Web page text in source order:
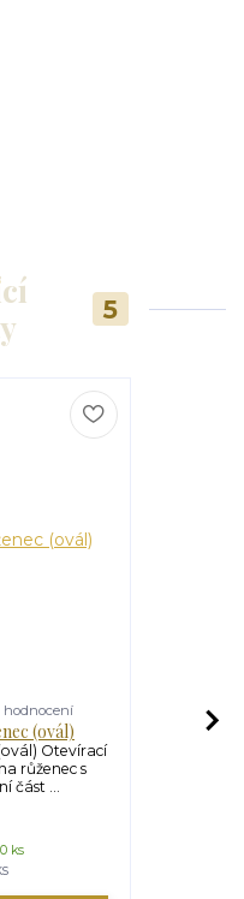
5
hodnocení
(ovál)
Otevírací
růženec s
část ...
ks